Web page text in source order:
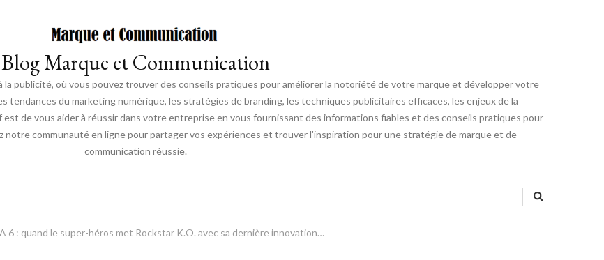
Blog Marque et Communication
publicité, où vous pouvez trouver des conseils pratiques pour améliorer la notoriété de votre marque et développer votre
tendances du marketing numérique, les stratégies de branding, les techniques publicitaires efficaces, les enjeux de la
de vous aider à réussir dans votre entreprise en vous fournissant des informations fiables et des conseils pratiques pour
notre communauté en ligne pour partager vos expériences et trouver l'inspiration pour une stratégie de marque et de
communication réussie.
6 : quand le super-héros met Rockstar K.O. avec sa dernière innovation…